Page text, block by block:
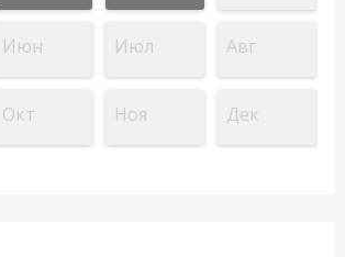
Июн Июл Авг
Окт Ноя Дек